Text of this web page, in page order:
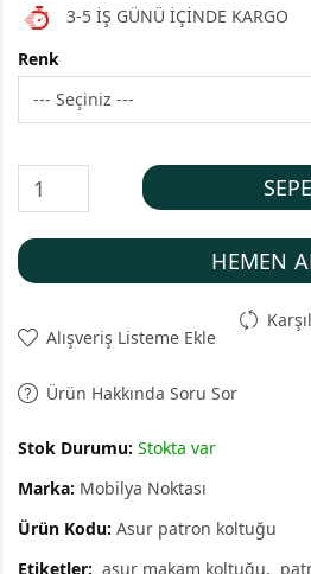
3-5 İŞ GÜNÜ İÇİNDE KARGO
Renk
HEMEN
Alışveriş Listeme Ekle
Ürün Hakkında Soru Sor
Stok Durumu: Stokta var
Marka: Mobilya Noktası
Ürün Kodu: Asur patron koltuğu
Etiketler: asur makam koltuğu